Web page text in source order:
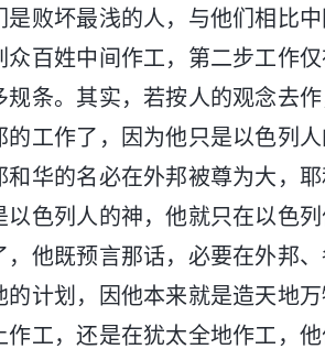
败坏最浅的人，与他们相比中
百姓中间作工，第二步工作
条。其实，若按人的观念去
工作了，因为他只是以色列
华的名必在外邦被尊为大，
色列人的神，他就只在以色
他既预言那话，必要在外邦
计划，因他本来就是造天地
工，还是在犹太全地作工，